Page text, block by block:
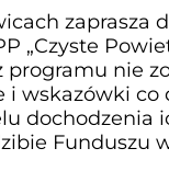
zaprasza
„Czyste
nie
i wskazówki
dochodzenia
Funduszu